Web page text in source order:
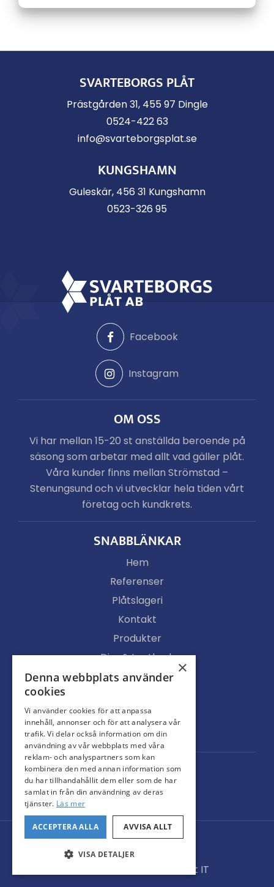
SVARTEBORGS PLÅT
Prästgården 31, 455 97 Dingle
0524-422 63
info@svarteborgsplat.se
KUNGSHAMN
Guleskär, 456 31 Kungshamn
0523-326 95
Facebook
Instagram
OM OSS
Vi har mellan 15-20 st anställda beroende på
säsong som arbetar med allt vad gäller plåt.
Våra kunder finns mellan Strömstad –
Stenungsund och vi utvecklar hela tiden vårt
företag och kundkrets.
SNABBLÄNKAR
Hem
Referenser
Plåtslageri
Kontakt
Produkter
Djur & Lantbruk
Köpvillkor
Ljusgenomsläpp
Portar
© Svarteborgs Plåt AB
Administration
Hemsidan levereras av Kust IT
×
Denna webbplats använder
cookies
Vi använder cookies för att anpassa
innehåll, annonser och för att analysera vår
trafik. Vi delar också information om din
användning av vår webbplats med våra
reklam- och analyspartners som kan
kombinera den med annan information som
du har tillhandahållit dem eller som de har
samlat in från din användning av deras
tjänster. Läs mer
ACCEPTERA ALLA AVVISA ALLT
VISA DETALJER